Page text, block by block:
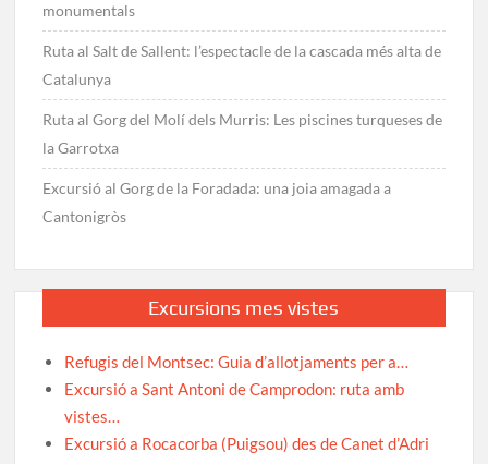
monumentals
Ruta al Salt de Sallent: l’espectacle de la cascada més alta de
Catalunya
Ruta al Gorg del Molí dels Murris: Les piscines turqueses de
la Garrotxa
Excursió al Gorg de la Foradada: una joia amagada a
Cantonigròs
Excursions mes vistes
Refugis del Montsec: Guia d’allotjaments per a…
Excursió a Sant Antoni de Camprodon: ruta amb
vistes…
Excursió a Rocacorba (Puigsou) des de Canet d’Adri